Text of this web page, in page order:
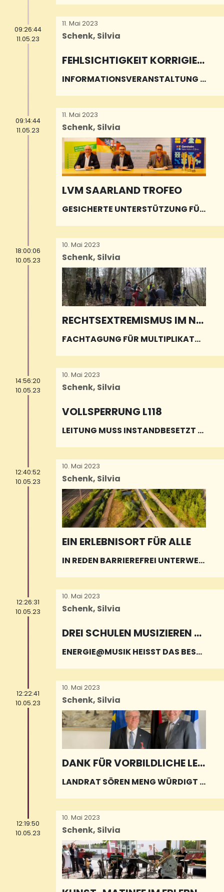
09:26:44
11.05.23
11. Mai 2023
Schenk, Silvia
FEHLSICHTIGKEIT KORRIGIER
INFORMATIONSVERANSTALTUNG D
09:14:44
11.05.23
11. Mai 2023
Schenk, Silvia
LVM SAARLAND TROFEO
GESICHERTE UNTERSTÜTZUNG FÜR
18:00:06
10.05.23
10. Mai 2023
Schenk, Silvia
RECHTSEXTREMISMUS IM NA
FACHTAGUNG FÜR MULTIPLIKATO
NGSARBEIT
14:56:20
10.05.23
10. Mai 2023
Schenk, Silvia
VOLLSPERRUNG L118
LEITUNG MUSS INSTANDBESETZT W
12:40:52
10.05.23
10. Mai 2023
Schenk, Silvia
EIN ERLEBNISORT FÜR ALLE
IN REDEN BARRIEREFREI UNTERWEG
12:26:31
10.05.23
10. Mai 2023
Schenk, Silvia
DREI SCHULEN MUSIZIEREN Z
ENERGIE@MUSIK HEISST DAS BESON
12:22:41
10.05.23
10. Mai 2023
Schenk, Silvia
DANK FÜR VORBILDLICHE LEI
LANDRAT SÖREN MENG WÜRDIGT B
N
12:19:50
10.05.23
10. Mai 2023
Schenk, Silvia